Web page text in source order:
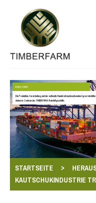
ROHSTOFFE
Die Produktion, Verarbeitung und der weltweite Handel mit nachwachsenden Agrarrohstoffen
stehen im Zentrum des TIMBERFARM-Rohstoffgeschäfts.
STARTSEITE >
KAUTSCHUKINDUSTRIE